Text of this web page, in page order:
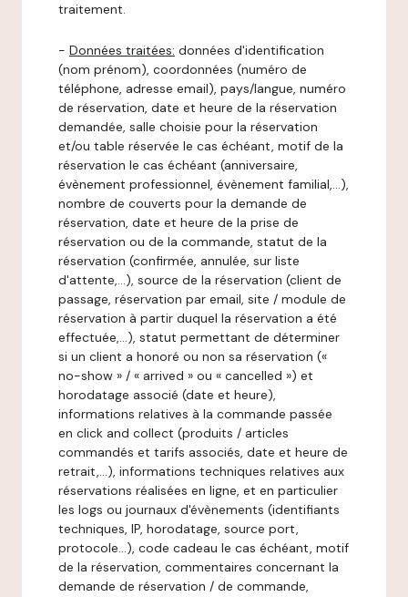
traitement.
- Données traitées: données d'identification
(nom prénom), coordonnées (numéro de
téléphone, adresse email), pays/langue, numéro
de réservation, date et heure de la réservation
demandée, salle choisie pour la réservation
et/ou table réservée le cas échéant, motif de la
réservation le cas échéant (anniversaire,
évènement professionnel, évènement familial,…),
nombre de couverts pour la demande de
réservation, date et heure de la prise de
réservation ou de la commande, statut de la
réservation (confirmée, annulée, sur liste
d'attente,…), source de la réservation (client de
passage, réservation par email, site / module de
réservation à partir duquel la réservation a été
effectuée,…), statut permettant de déterminer
si un client a honoré ou non sa réservation («
no-show » / « arrived » ou « cancelled ») et
horodatage associé (date et heure),
informations relatives à la commande passée
en click and collect (produits / articles
commandés et tarifs associés, date et heure de
retrait,…), informations techniques relatives aux
réservations réalisées en ligne, et en particulier
les logs ou journaux d'évènements (identifiants
techniques, IP, horodatage, source port,
protocole…), code cadeau le cas échéant, motif
de la réservation, commentaires concernant la
demande de réservation / de commande,